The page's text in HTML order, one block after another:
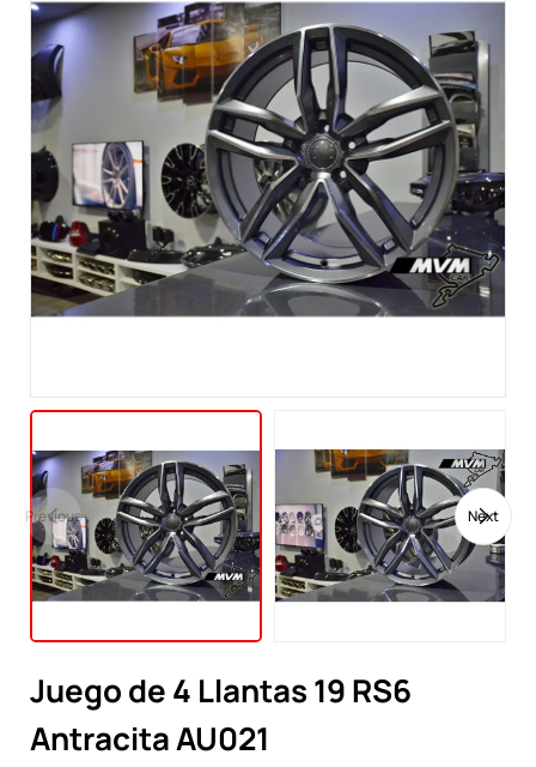
Previous Next
Juego de 4 Llantas 19 RS6
Antracita AU021